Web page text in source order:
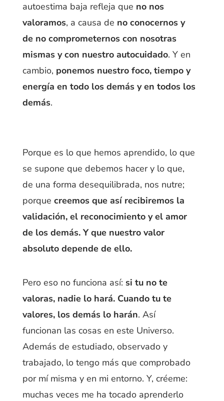
autoestima baja refleja que no nos
valoramos, a causa de no conocernos y
de no comprometernos con nosotras
mismas y con nuestro autocuidado. Y en
cambio, ponemos nuestro foco, tiempo y
energía en todo los demás yen todos los
demás.
Porque es lo que hemos aprendido, lo que
se supone que debemos hacer y lo que,
de una forma desequilibrada, nos nutre;
porque creemos que así recibiremos la
validación, el reconocimiento y el amor
de los demás. Y que nuestro valor
absoluto depende de ello.
Pero eso no funciona así: si tu no te
valoras, nadie lo hará. Cuando tu te
valores, los demás lo harán. Así
funcionan las cosas en este Universo.
Además de estudiado, observado y
trabajado, lo tengo más que comprobado
por mí misma y en mi entorno. Y, créeme:
muchas veces me ha tocado aprenderlo